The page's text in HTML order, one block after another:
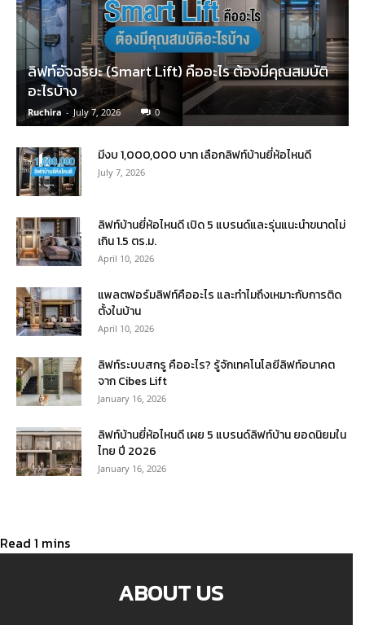
ลิฟท์อัจฉริยะ (Smart Lift) คืออะไร ต้องมีคุณสมบัติ
อะไรบ้าง
Ruchira - July 7, 2026 0
มีงบ 1,000,000 บาท เลือกลิฟท์บ้านยี่ห้อไหนดี
July 7, 2026
ลิฟท์บ้านยี่ห้อไหนดี เปิด 5 แบรนด์และรุ่นแนะนำขนาดไม่
เกิน 1.5 ตร.ม.
April 10, 2026
แพลตฟอร์มลิฟท์คืออะไร และทำไมถึงเหมาะกับการติด
ตั้งในบ้าน
April 10, 2026
ลิฟท์ระบบสกรู คืออะไร? รู้จักเทคโนโลยีลิฟท์อนาคต
จาก Cibes Lift
January 16, 2026
ลิฟท์บ้านยี่ห้อไหนดี เผย 5 แบรนด์ลิฟท์บ้าน ยอดนิยมใน
ไทย ปี 2026
January 16, 2026
ABOUT US